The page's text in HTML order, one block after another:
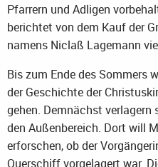
Pfarrern und Adligen
berichtet von dem Kauf der
namens Niclaß Lagemann
Bis zum Ende des Sommers
der Geschichte der
gehen. Demnächst
den Außenbereich. Dort will
erforschen, ob der
Querschiff vorgelagert war.